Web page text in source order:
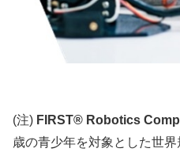
(注) FIRST® Robotics
歳の青少年を対象とした世界